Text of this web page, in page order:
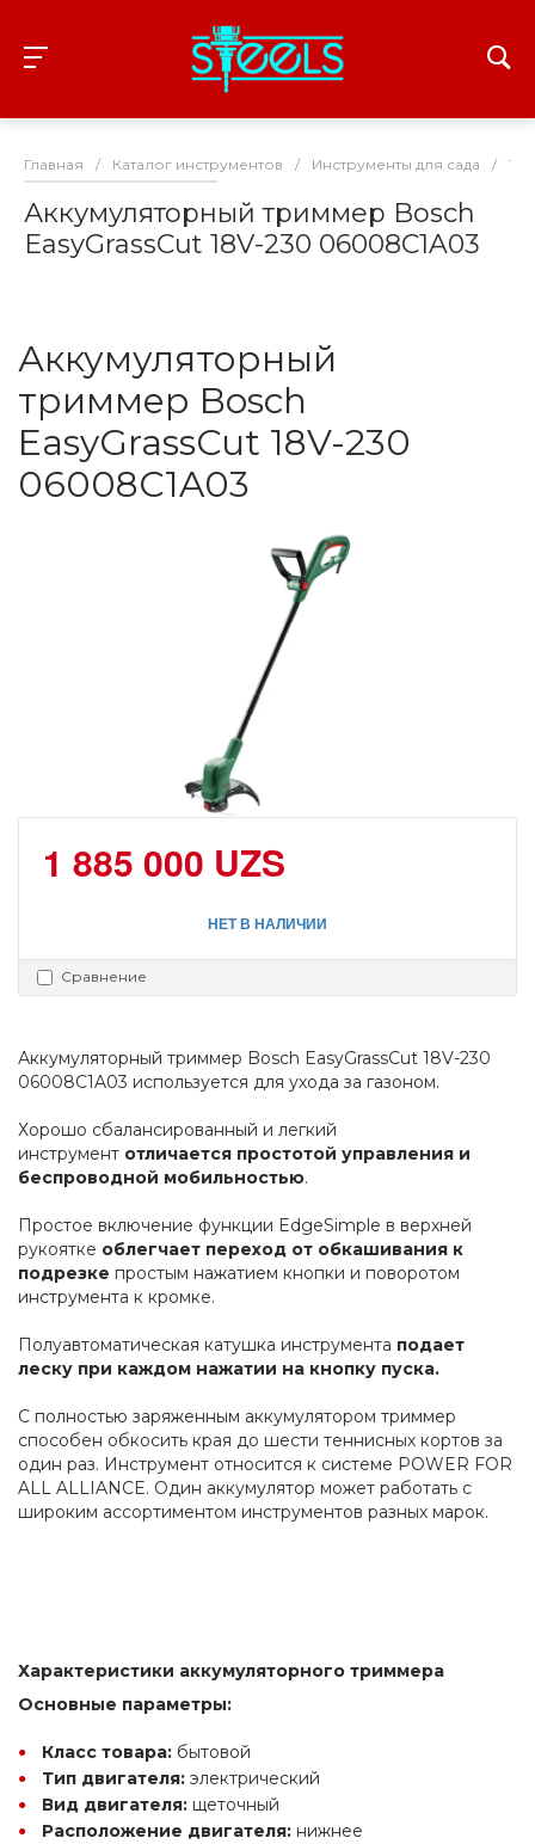
Главная / Каталог инструментов / Инструменты для сада /
Аккумуляторный триммер Bosch
EasyGrassCut 18V-230 06008C1A03
Аккумуляторный
триммер Bosch
EasyGrassCut 18V-230
06008C1A03
1 885 000 UZS
НЕТ В НАЛИЧИИ
Сравнение
Аккумуляторный триммер Bosch EasyGrassCut 18V-230
06008C1A03 используется для ухода за газоном.
Хорошо сбалансированный и легкий
инструмент отличается простотой управления и
беспроводной мобильностью.
Простое включение функции EdgeSimple в верхней
рукоятке облегчает переход от обкашивания к
подрезке простым нажатием кнопки и поворотом
инструмента к кромке.
Полуавтоматическая катушка инструмента подает
леску при каждом нажатии на кнопку пуска.
С полностью заряженным аккумулятором триммер
способен обкосить края до шести теннисных кортов за
один раз. Инструмент относится к системе POWER FOR
ALL ALLIANCE. Один аккумулятор может работать с
широким ассортиментом инструментов разных марок.
Характеристики аккумуляторного триммера
Основные параметры:
Класс товара: бытовой
Тип двигателя: электрический
Вид двигателя: щеточный
Расположение двигателя: нижнее